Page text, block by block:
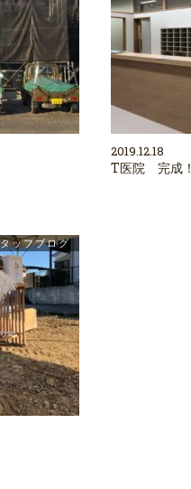
2019.12.18
T医院 完成！
ッフブログ